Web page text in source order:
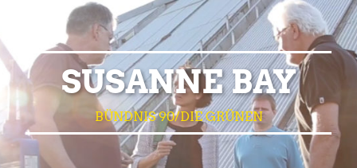
SUSANNE BAY
BÜNDNIS 90/DIE GRÜNEN